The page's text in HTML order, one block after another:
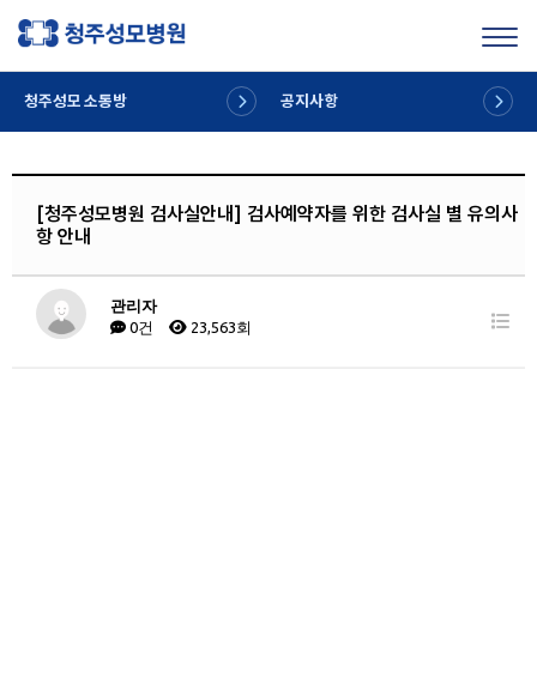
청주성모 소통방 공지사항
[청주성모병원 검사실안내] 검사예약자를 위한 검사실 별 유의사
항 안내
관리자
0건
23,563회